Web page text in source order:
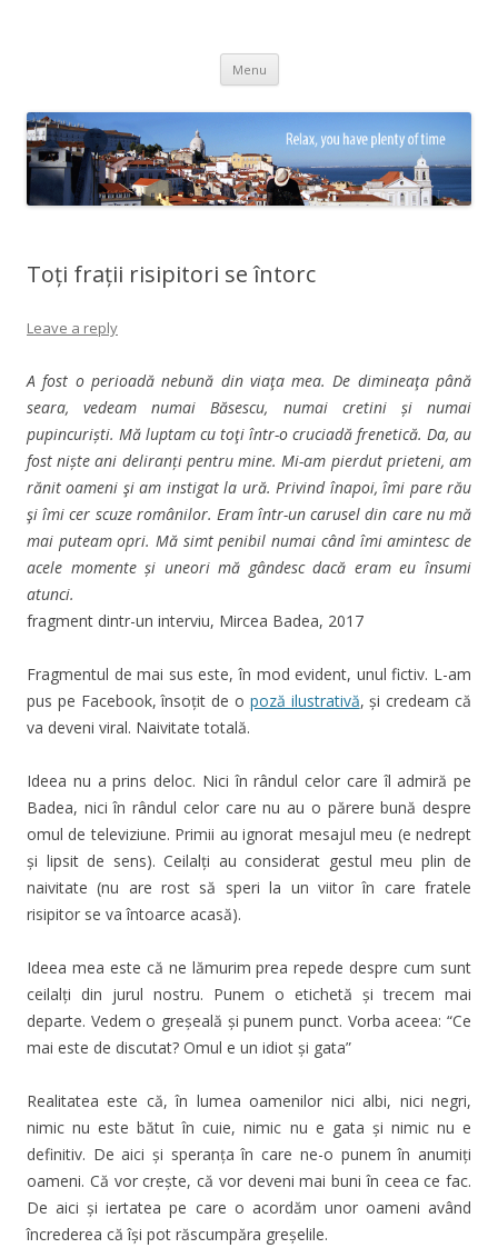
Menu Skip
content
Toți frații risipitori se întorc
Leave a reply
A fost o perioadă nebună din viaţa mea. De dimineaţa până
seara, vedeam numai Băsescu, numai cretini și numai
pupincuriști. Mă luptam cu toţi într-o cruciadă frenetică. Da, au
fost niște ani deliranți pentru mine. Mi-am pierdut prieteni, am
rănit oameni şi am instigat la ură. Privind înapoi, îmi pare rău
şi îmi cer scuze românilor. Eram într-un carusel din care nu mă
mai puteam opri. Mă simt penibil numai când îmi amintesc de
acele momente și uneori mă gândesc dacă eram eu însumi
atunci.
fragment dintr-un interviu, Mircea Badea, 2017
Fragmentul de mai sus este, în mod evident, unul fictiv. L-am
pus pe Facebook, însoțit de o poză ilustrativă, și credeam că
va deveni viral. Naivitate totală.
Ideea nu a prins deloc. Nici în rândul celor care îl admiră pe
Badea, nici în rândul celor care nu au o părere bună despre
omul de televiziune. Primii au ignorat mesajul meu (e nedrept
și lipsit de sens). Ceilalți au considerat gestul meu plin de
naivitate (nu are rost să speri la un viitor în care fratele
risipitor se va întoarce acasă).
Ideea mea este că ne lămurim prea repede despre cum sunt
ceilalți din jurul nostru. Punem o etichetă și trecem mai
departe. Vedem o greșeală și punem punct. Vorba aceea: “Ce
mai este de discutat? Omul e un idiot și gata”
Realitatea este că, în lumea oamenilor nici albi, nici negri,
nimic nu este bătut în cuie, nimic nu e gata și nimic nu e
definitiv. De aici și speranța în care ne-o punem în anumiți
oameni. Că vor crește, că vor deveni mai buni în ceea ce fac.
De aici și iertatea pe care o acordăm unor oameni având
încrederea că își pot răscumpăra greșelile.